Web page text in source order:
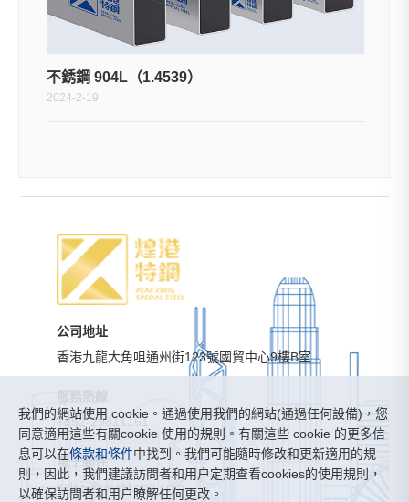
不銹鋼 904L（1.4539）
2024-2-19
公司地址
香港九龍大角咀通州街123號國貿中心9樓B室
+852-29811161
電子郵件
sales@peakkong.com
我們的網站使用 cookie。通過使用我們的網站(通過任何設備)，您
同意適用這些有關cookie 使用的規則。有關這些 cookie 的更多信
息可以在條款和條件中找到。我們可能隨時修改和更新適用的規
則，因此，我們建議訪問者和用户定期查看cookies的使用規則，
以確保訪問者和用户瞭解任何更改。